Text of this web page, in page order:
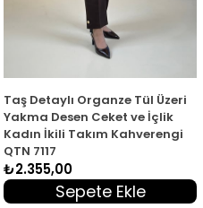
Taş Detaylı Organze Tül Üzeri
Yakma Desen Ceket ve İçlik
Kadın İkili Takım Kahverengi
QTN 7117
₺2.355,00
Sepete Ekle